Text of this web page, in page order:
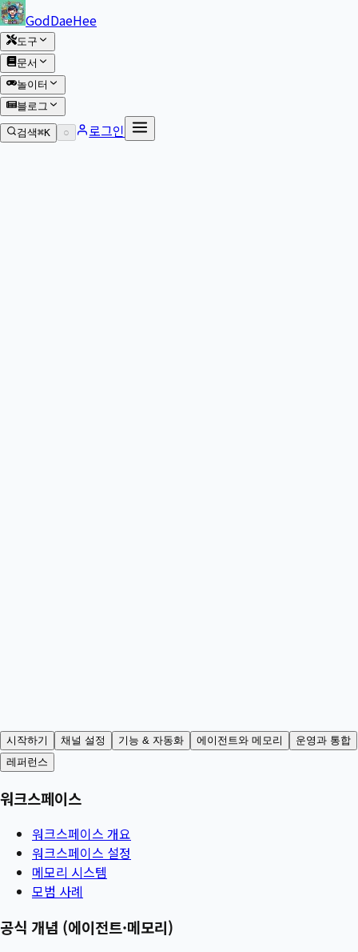
본문 바로가기
GodDaeHee
도구
문서
놀이터
블로그
검색⌘K ○
로그인
시작하기 채널 설정 기능 & 자동화 에이전트와 메모리
운영과 통합
레퍼런스
워크스페이스
워크스페이스 개요
워크스페이스 설정
메모리 시스템
모범 사례
공식 개념 (에이전트·메모리)